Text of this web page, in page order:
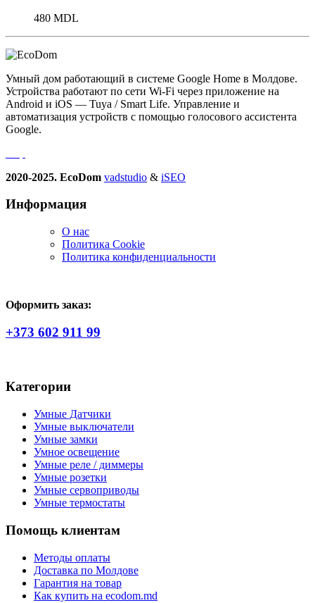
480 MDL
Умный дом работающий в системе Google Home в Молдове.
Устройства работают по сети Wi-Fi через приложение на
Android и iOS — Tuya / Smart Life. Управление и
автоматизация устройств с помощью голосового ассистента
Google.
2020-2025. EcoDom vadstudio & iSEO
Информация
О нас
Политика Сookie
Политика конфиденциальности
Оформить заказ:
+373 602 911 99
Категории
Умные Датчики
Умные выключатели
Умные замки
Умное освещение
Умные реле / диммеры
Умные розетки
Умные сервоприводы
Умные термостаты
Помощь клиентам
Методы оплаты
Доставка по Молдове
Гарантия на товар
Как купить на ecodom.md